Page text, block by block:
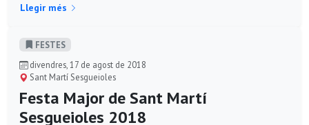
Llegir més
FESTES
divendres, 17 de agost de 2018
Sant Martí Sesgueioles
Festa Major de Sant Martí
Sesgueioles 2018